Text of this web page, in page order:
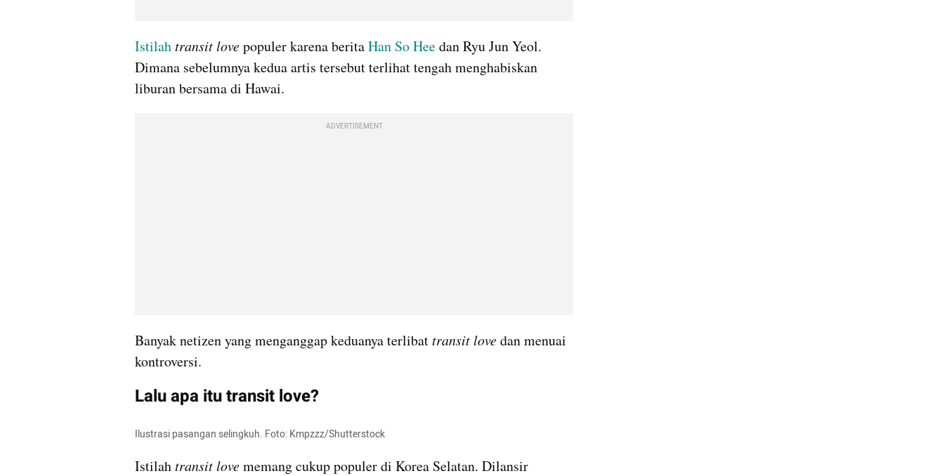
Istilah transit love populer karena berita Han So Hee dan Ryu Jun Yeol.
Dimana sebelumnya kedua artis tersebut terlihat tengah menghabiskan
liburan bersama di Hawai.
ADVERTISEMENT
Banyak netizen yang menganggap keduanya terlibat transit love dan menuai
kontroversi.
Lalu apa itu transit love?
Ilustrasi pasangan selingkuh. Foto: Kmpzzz/Shutterstock
Istilah transit love memang cukup populer di Korea Selatan. Dilansir